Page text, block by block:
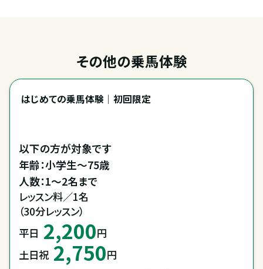
その他の乗馬体験
はじめての乗馬体験｜初回限定
以下の方が対象です
年齢：小学生～75歳
レッスン料／1名
（30分レッスン）
平日 2,200円
土日祝 2,750円